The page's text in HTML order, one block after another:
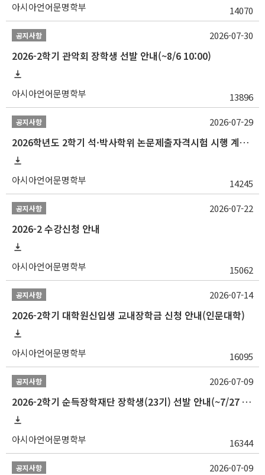
아시아언어문명학부 14070
공지사항
2026-2학기 관악회 장학생 선발 안내(~8/6 10:00)
아시아언어문명학부 13896
2026-07-30
공지사항
2026학년도 2학기 석·박사학위 논문제출자격시험 시행 계획 공고
아시아언어문명학부 14245
2026-07-29
공지사항
2026-2 수강신청 안내
아시아언어문명학부 15062
2026-07-22
공지사항
2026-2학기 대학원신입생 교내장학금 신청 안내(인문대학)
아시아언어문명학부 16095
2026-07-14
공지사항
2026-2학기 순득장학재단 장학생(23기) 선발 안내(~7/27 10:00)
아시아언어문명학부 16344
2026-07-09
공지사항 2026-07-09